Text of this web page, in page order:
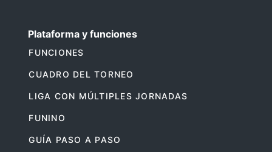
Plataforma y funciones
FUNCIONES
CUADRO DEL TORNEO
LIGA CON MÚLTIPLES JORNADAS
FUNINO
GUÍA PASO A PASO